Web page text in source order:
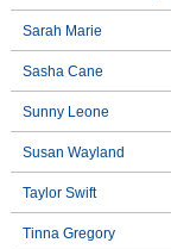
Sarah Marie
Sasha Cane
Sunny Leone
Susan Wayland
Taylor Swift
Tinna Gregory